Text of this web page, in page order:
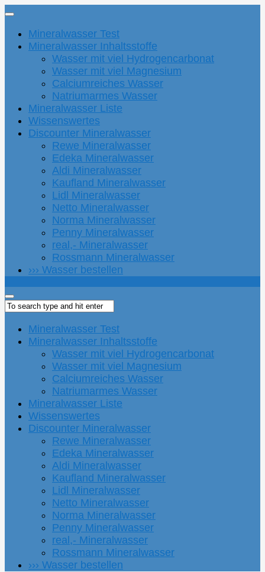
Mineralwasser Test
Mineralwasser Inhaltsstoffe
Wasser mit viel Hydrogencarbonat
Wasser mit viel Magnesium
Calciumreiches Wasser
Natriumarmes Wasser
Mineralwasser Liste
Wissenswertes
Discounter Mineralwasser
Rewe Mineralwasser
Edeka Mineralwasser
Aldi Mineralwasser
Kaufland Mineralwasser
Lidl Mineralwasser
Netto Mineralwasser
Norma Mineralwasser
Penny Mineralwasser
real,- Mineralwasser
Rossmann Mineralwasser
››› Wasser bestellen
Mineralwasser Test
Mineralwasser Inhaltsstoffe
Wasser mit viel Hydrogencarbonat
Wasser mit viel Magnesium
Calciumreiches Wasser
Natriumarmes Wasser
Mineralwasser Liste
Wissenswertes
Discounter Mineralwasser
Rewe Mineralwasser
Edeka Mineralwasser
Aldi Mineralwasser
Kaufland Mineralwasser
Lidl Mineralwasser
Netto Mineralwasser
Norma Mineralwasser
Penny Mineralwasser
real,- Mineralwasser
Rossmann Mineralwasser
››› Wasser bestellen